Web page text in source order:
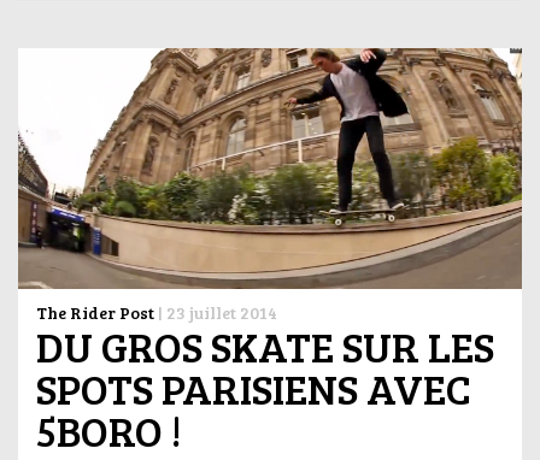
The Rider Post | 23 juillet 2014
DU GROS SKATE SUR LES
SPOTS PARISIENS AVEC
5BORO !